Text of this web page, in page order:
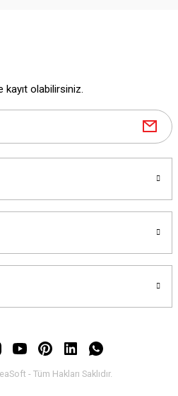
olabilirsiniz.
- Tüm Hakları Saklıdır.